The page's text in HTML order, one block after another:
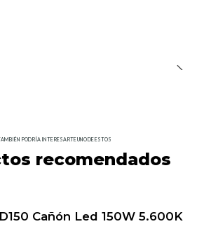
PODRÍA INTERESARTE UNO DE ESTOS
recomendados
Cañón Led 150W 5.600K